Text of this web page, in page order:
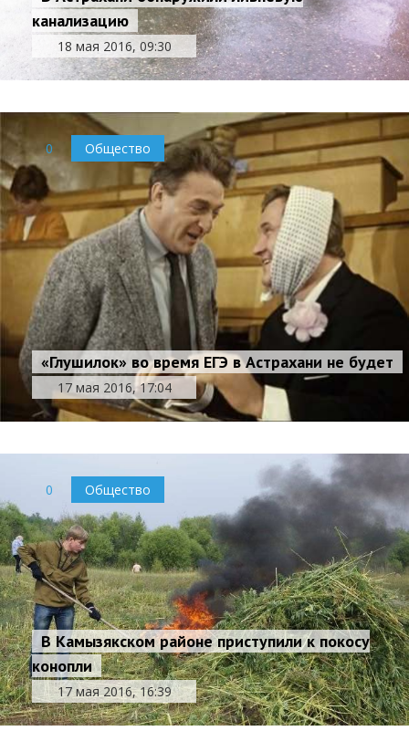
канализацию
18 мая 2016, 09:30
0 Общество
«Глушилок» во время ЕГЭ в Астрахани не будет
17 мая 2016, 17:04
0 Общество
В Камызякском районе приступили к покосу
конопли
17 мая 2016, 16:39